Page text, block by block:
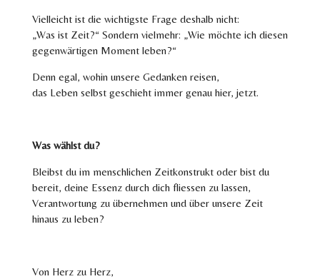
Vielleicht ist die wichtigste Frage deshalb nicht:
„Was ist Zeit?“ Sondern vielmehr: „Wie möchte ich diesen
gegenwärtigen Moment leben?“
Denn egal, wohin unsere Gedanken reisen,
das Leben selbst geschieht immer genau hier, jetzt.
Was wählst du?
Bleibst du im menschlichen Zeitkonstrukt oder bist du
bereit, deine Essenz durch dich fliessen zu lassen,
Verantwortung zu übernehmen und über unsere Zeit
hinaus zu leben?
Von Herz zu Herz,